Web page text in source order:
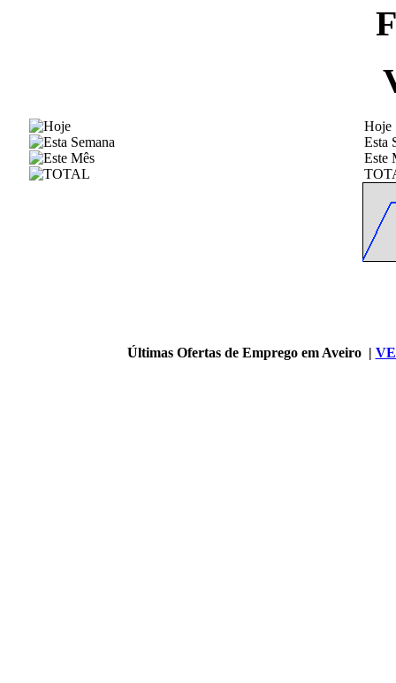
Hoje
Esta
Este
Últimas Ofertas de Emprego em Aveiro |